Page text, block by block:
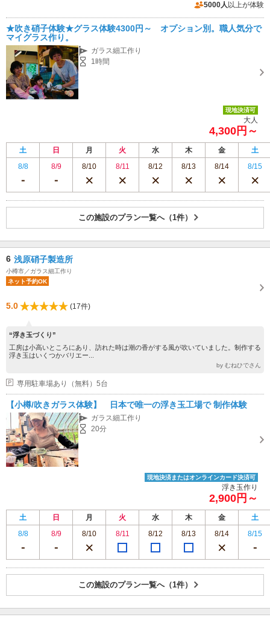
5000人 以上が体験
★吹き硝子体験★グラス体験4300円～ オプション別。職人気分で
マイグラス作り。
ガラス細工作り
1時間
現地決済可
大人
4,300円～
土 日 月 火 水 木 金
土
8/8
8/9 8/10 8/11 8/12 8/13 8/14 8/15
この施設のプラン一覧へ（1件）
6 浅原硝子製造所
小樽市／ガラス細工作り
ネット予約OK
5.0 (17件)
“浮き玉づくり”
工房は小高いところにあり、訪れた時は潮の香がする風が吹いていました。制作する
浮き玉はいくつかバリエー...
by むねひでさん
専用駐車場あり（無料）5台
【小樽/吹きガラス体験】 日本で唯一の浮き玉工場で 制作体験
ガラス細工作り
20分
現地決済またはオンラインカード決済可
浮き玉作り
2,900円～
土 日 月 火 水 木 金
土
8/8
8/9 8/10 8/11 8/12 8/13 8/14 8/15
この施設のプラン一覧へ（1件）